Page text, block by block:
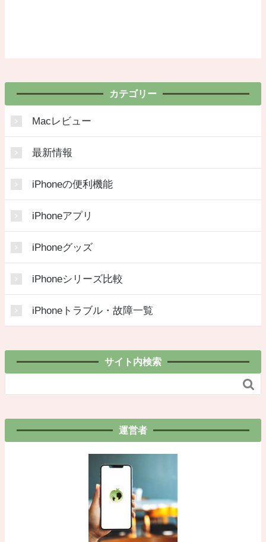
サイト内検索

カテゴリー
Macレビュー
最新情報
iPhoneの便利機能
iPhoneアプリ
iPhoneグッズ
iPhoneシリーズ比較
iPhoneトラブル・故障一覧
運営者